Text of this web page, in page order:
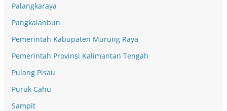
Palangkaraya
Pangkalanbun
Pemerintah Kabupaten Murung Raya
Pemerintah Provinsi Kalimantan Tengah
Pulang Pisau
Puruk Cahu
Sampit